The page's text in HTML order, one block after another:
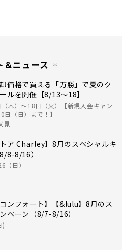
＆ニュース
価格で買える「万勝」で夏のク
ルを開催【8/13〜18】
木）〜18日（火）【新規入会キャン
日（日）まで！】
見
トア Charley】8月のスペシャルキ
8-8/16）
日）
コンフォート】【&lulu】8月のス
ペーン（8/7-8/16）
)